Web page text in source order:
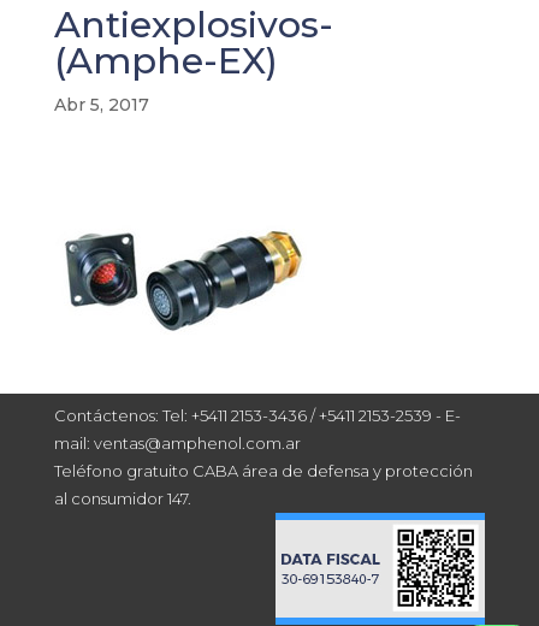
Antiexplosivos-
(Amphe-EX)
Abr 5, 2017
Contáctenos: Tel: +5411 2153-3436 / +5411 2153-2539 - E-
mail: ventas@amphenol.com.ar
Teléfono gratuito CABA área de defensa y protección
al consumidor 147.